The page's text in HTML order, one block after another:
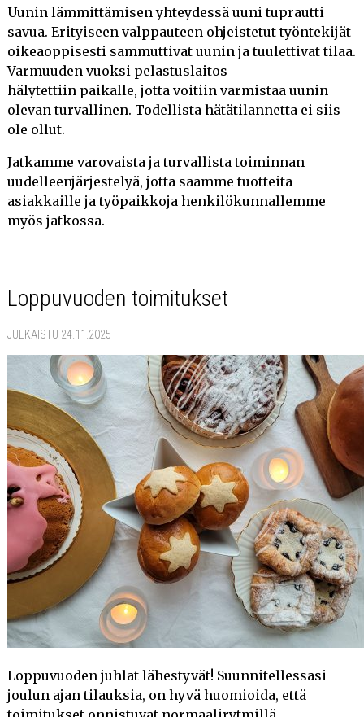
Uunin lämmittämisen yhteydessä uuni tuprautti
savua. Erityiseen valppauteen ohjeistetut työntekijät
oikeaoppisesti sammuttivat uunin ja tuulettivat tilaa.
Varmuuden vuoksi pelastuslaitos
hälytettiin paikalle, jotta voitiin varmistaa uunin
olevan turvallinen. Todellista hätätilannetta ei siis
ole ollut.
Jatkamme varovaista ja turvallista toiminnan
uudelleenjärjestelyä, jotta saamme tuotteita
asiakkaille ja työpaikkoja henkilökunnallemme
myös jatkossa.
Loppuvuoden toimitukset
JULKAISTU 24.11.2025
Loppuvuoden juhlat lähestyvät! Suunnitellessasi
joulun ajan tilauksia, on hyvä huomioida, että